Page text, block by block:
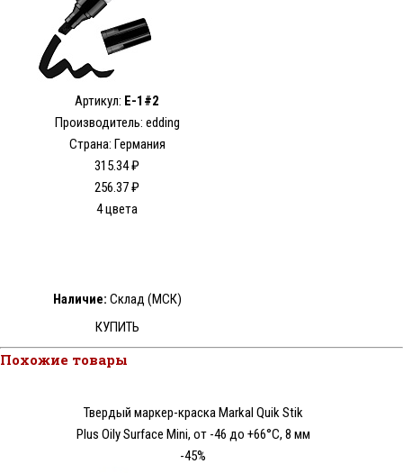
Артикул: E-1#2
Производитель: edding
Страна: Германия
315.34 ₽
256.37 ₽
4 цвета
Наличие: Склад (МСК)
КУПИТЬ
Похожие товары
Твердый маркер-краска Markal Quik Stik
Plus Oily Surface Mini, от -46 до +66°C, 8 мм
-45%